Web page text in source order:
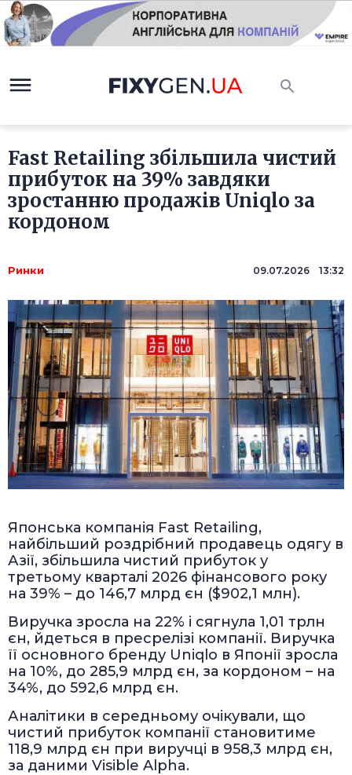
Fast Retailing збільшила чистий
прибуток на 39% завдяки
зростанню продажів Uniqlo за
кордоном
Ринки 09.07.2026 13:32
Японська компанія Fast Retailing,
найбільший роздрібний продавець одягу в
Азії, збільшила чистий прибуток у
третьому кварталі 2026 фінансового року
на 39% – до 146,7 млрд єн ($902,1 млн).
Виручка зросла на 22% і сягнула 1,01 трлн
єн, йдеться в пресрелізі компанії. Виручка
її основного бренду Uniqlo в Японії зросла
на 10%, до 285,9 млрд єн, за кордоном – на
34%, до 592,6 млрд єн.
Аналітики в середньому очікували, що
чистий прибуток компанії становитиме
118,9 млрд єн при виручці в 958,3 млрд єн,
за даними Visible Alpha.